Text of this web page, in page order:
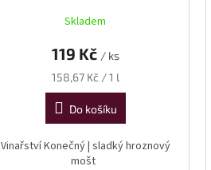
Skladem
119 Kč / ks
Měrná
cena:
158,67 Kč / 1 l
Do košíku
Vinařství Konečný | sladký hroznový
mošt